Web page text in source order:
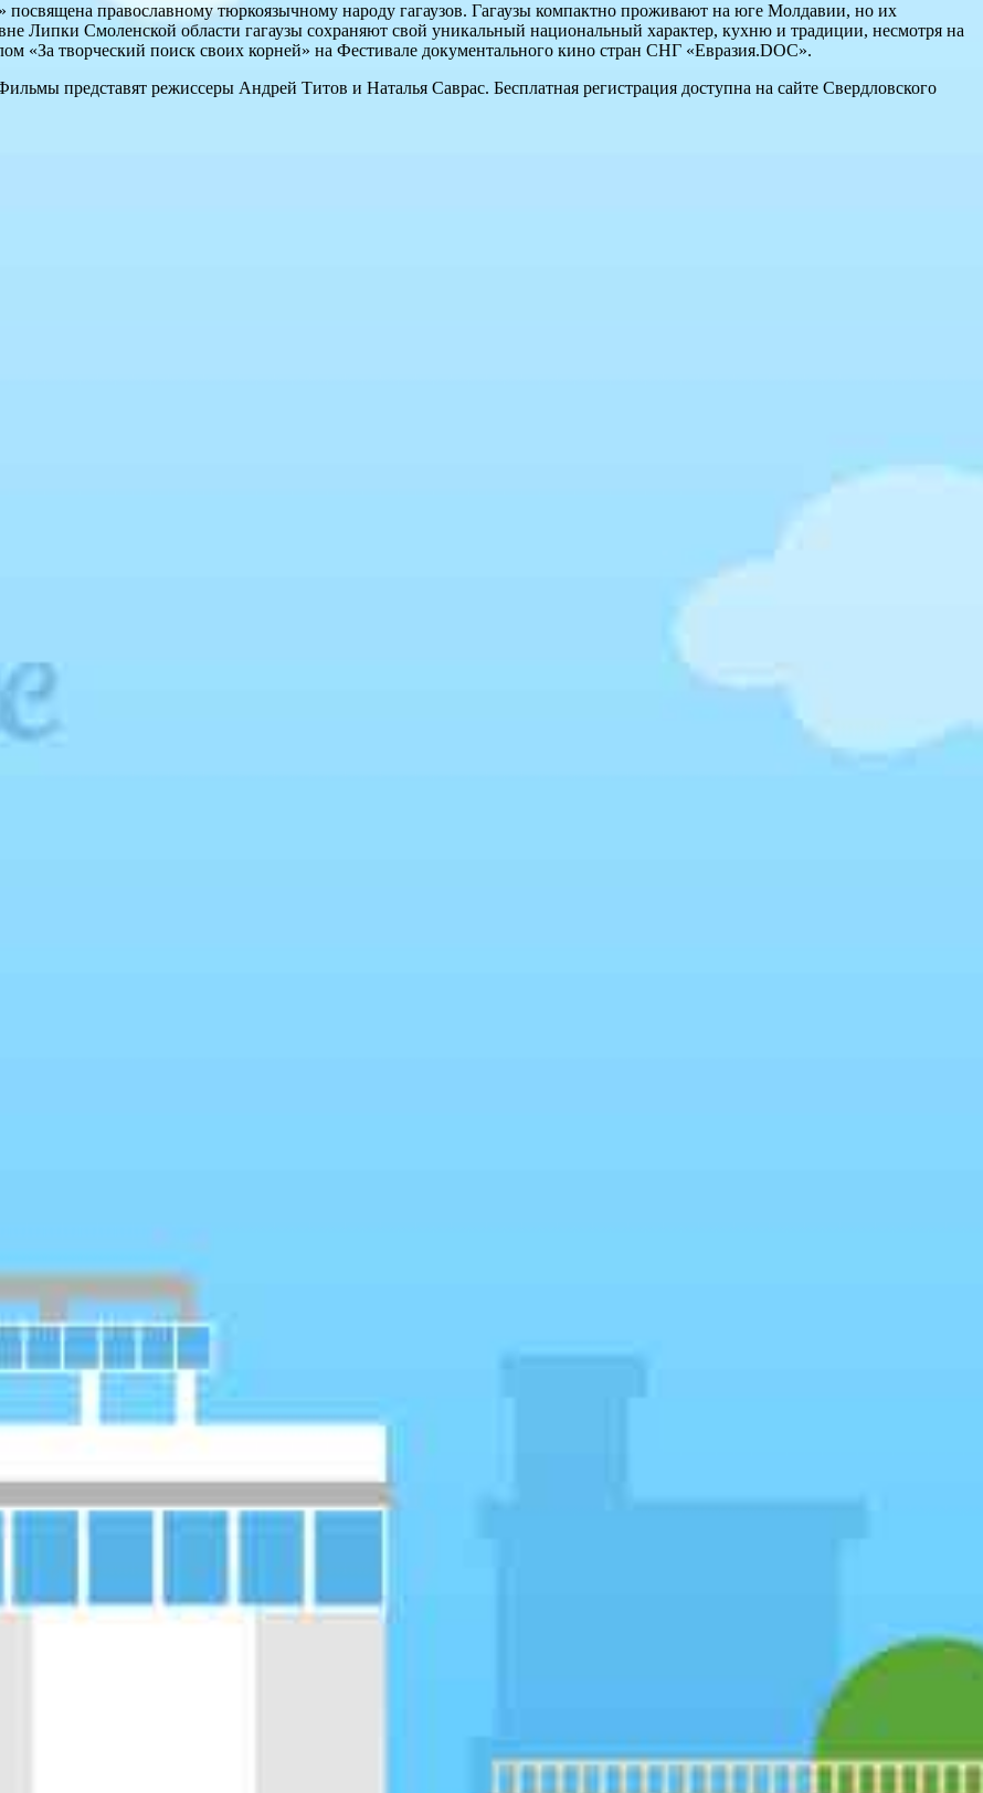
посвящена православному тюркоязычному народу гагаузов. Гагаузы компактно проживают на юге Молдавии, но их
Липки Смоленской области гагаузы сохраняют свой уникальный национальный характер, кухню и традиции, несмотря на
«За творческий поиск своих корней» на Фестивале документального кино стран СНГ «Евразия.DOC».
представят режиссеры Андрей Титов и Наталья Саврас. Бесплатная регистрация доступна на сайте Свердловского